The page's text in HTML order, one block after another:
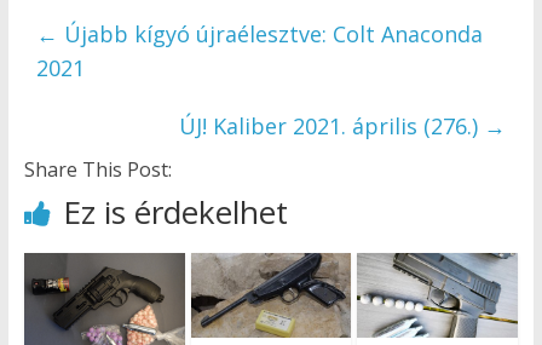
← Újabb kígyó újraélesztve: Colt Anaconda
2021
ÚJ! Kaliber 2021. április (276.) →
Share This Post:
Ez is érdekelhet